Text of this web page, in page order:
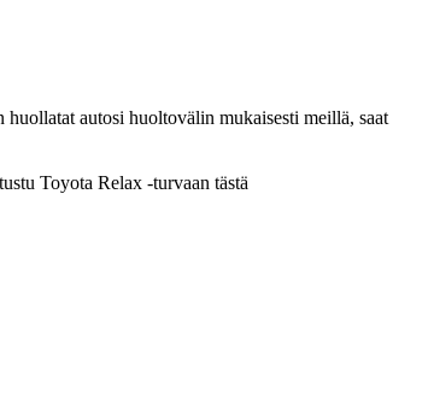
autosi huoltovälin mukaisesti meillä, saat
Toyota Relax -turvaan tästä